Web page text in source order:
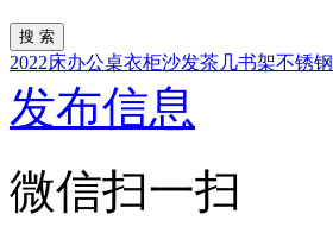
2022床办公桌衣柜沙发茶几书架不锈钢
发布信息
微信扫一扫